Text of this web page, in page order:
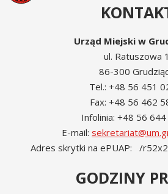
Urząd Miejski w
ul. Ratuszowa 1
86-300
Tel.: +48 56 451
Fax: +48 56 462
Infolinia: +48 56
E-mail:
Adres skrytki na ePUAP: /
GODZINY